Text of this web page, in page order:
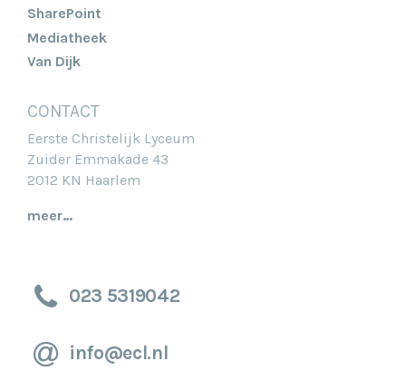
SharePoint
Mediatheek
Van Dijk
CONTACT
Eerste Christelijk Lyceum
Zuider Emmakade 43
2012 KN Haarlem
meer…
023 5319042
info@ecl.nl